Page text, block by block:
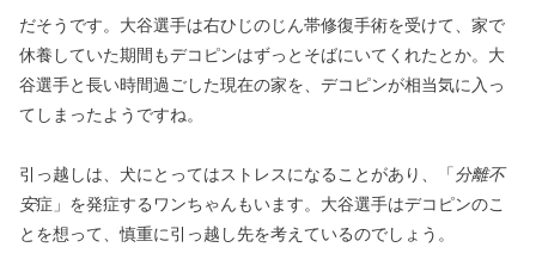
だそうです。大谷選手は右ひじのじん帯修復手術を受けて、家で
休養していた期間もデコピンはずっとそばにいてくれたとか。大
谷選手と長い時間過ごした現在の家を、デコピンが相当気に入っ
てしまったようですね。
引っ越しは、犬にとってはストレスになることがあり、「分離不
安症」を発症するワンちゃんもいます。大谷選手はデコピンのこ
とを想って、慎重に引っ越し先を考えているのでしょう。